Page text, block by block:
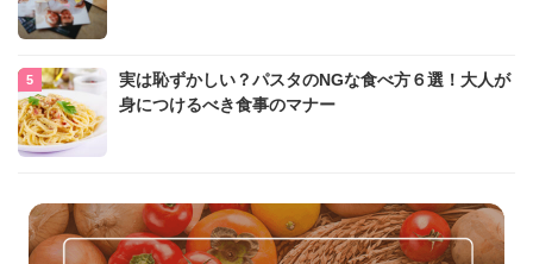
実は恥ずかしい？パスタのNGな食べ方６選！大人が
身につけるべき食事のマナー